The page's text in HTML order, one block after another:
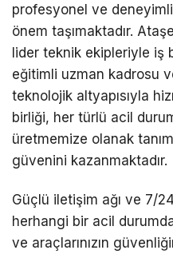
profesyonel ve
önem taşımaktadır.
lider teknik ekipleriyle iş
eğitimli uzman kadrosu
teknolojik altyapısıyla
birliği, her türlü acil
üretmemize olanak
güvenini kazanmaktadır.
Güçlü iletişim ağı ve 7/
herhangi bir acil
ve araçlarınızın